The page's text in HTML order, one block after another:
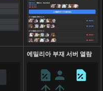
에밀리아 부재 서버 열람